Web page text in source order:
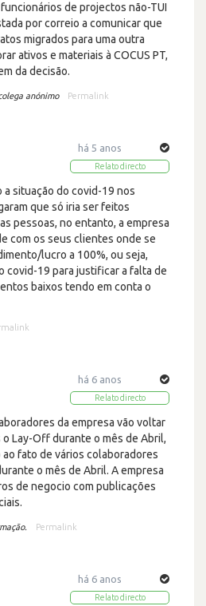
de projectos não-TUI
por correio a comunicar que
migrados para uma outra
ativos e materiais à COCUS PT,
da decisão.
anónimo Permalink
há 5 anos
Relato directo
situação do covid-19 nos
que só iria ser feitos
pessoas, no entanto, a empresa
com os seus clientes onde se
lucro a 100%, ou seja,
covid-19 para justificar a falta de
baixos tendo em conta o
há 6 anos
Relato directo
da empresa vão voltar
o Lay-Off durante o mês de Abril,
fato de vários colaboradores
o mês de Abril. A empresa
de negocio com publicações
Permalink
há 6 anos
Relato directo